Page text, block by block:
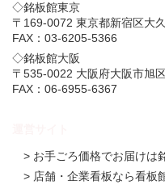
◇銘板館東京
〒169-0072 東京都新宿区大
FAX：03-6205-5366
◇銘板館大阪
〒535-0022 大阪府大阪市旭
FAX：06-6955-6367
> お手ごろ価格でお届けは
> 店舗・企業看板なら看板